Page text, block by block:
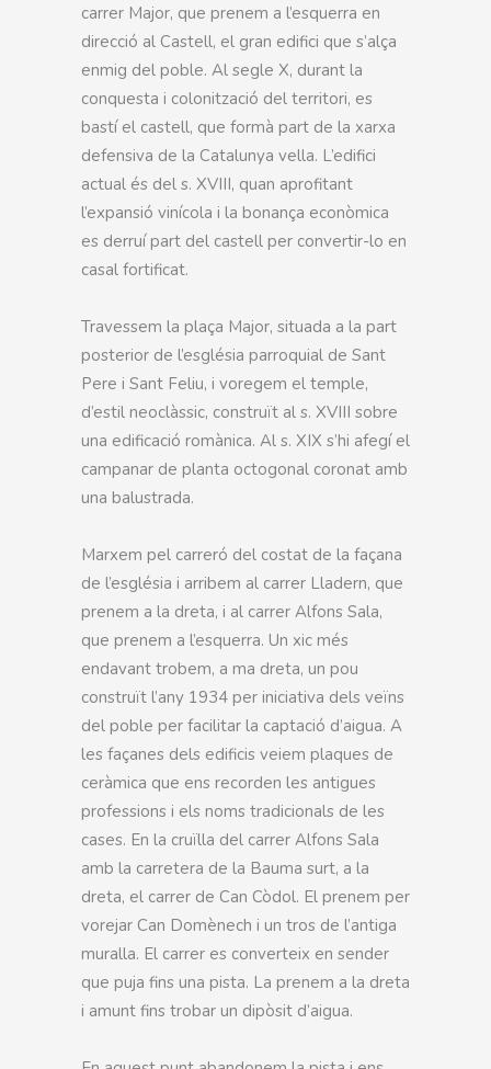
carrer Major, que prenem a l’esquerra en
direcció al Castell, el gran edifici que s’alça
enmig del poble. Al segle X, durant la
conquesta i colonització del territori, es
bastí el castell, que formà part de la xarxa
defensiva de la Catalunya vella. L’edifici
actual és del s. XVIII, quan aprofitant
l’expansió vinícola i la bonança econòmica
es derruí part del castell per convertir-lo en
casal fortificat.
Travessem la plaça Major, situada a la part
posterior de l’església parroquial de Sant
Pere i Sant Feliu, i voregem el temple,
d’estil neoclàssic, construït al s. XVIII sobre
una edificació romànica. Al s. XIX s’hi afegí el
campanar de planta octogonal coronat amb
una balustrada.
Marxem pel carreró del costat de la façana
de l’església i arribem al carrer Lladern, que
prenem a la dreta, i al carrer Alfons Sala,
que prenem a l’esquerra. Un xic més
endavant trobem, a ma dreta, un pou
construït l’any 1934 per iniciativa dels veïns
del poble per facilitar la captació d’aigua. A
les façanes dels edificis veiem plaques de
ceràmica que ens recorden les antigues
professions i els noms tradicionals de les
cases. En la cruïlla del carrer Alfons Sala
amb la carretera de la Bauma surt, a la
dreta, el carrer de Can Còdol. El prenem per
vorejar Can Domènech i un tros de l’antiga
muralla. El carrer es converteix en sender
que puja fins una pista. La prenem a la dreta
i amunt fins trobar un dipòsit d’aigua.